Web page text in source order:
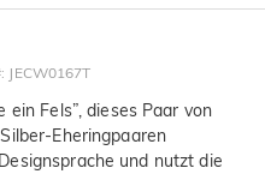
: JECW0167T
Fels”, dieses Paar von
Eheringpaaren
und nutzt die